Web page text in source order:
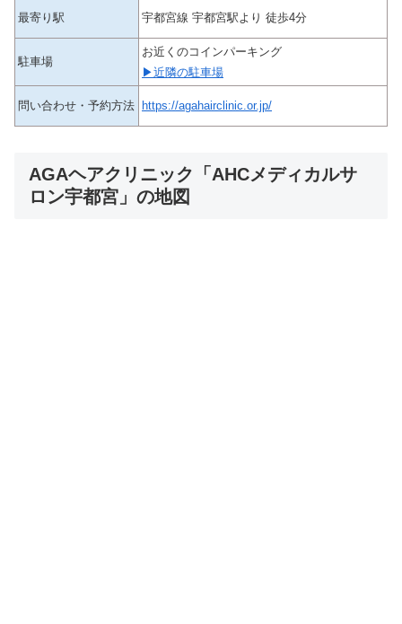
最寄り駅 宇都宮線 宇都宮駅より 徒歩4分
駐車場
お近くのコインパーキング
▶近隣の駐車場
問い合わせ・予約方法 https://agahairclinic.or.jp/
AGAヘアクリニック「AHCメディカルサ
ロン宇都宮」の地図